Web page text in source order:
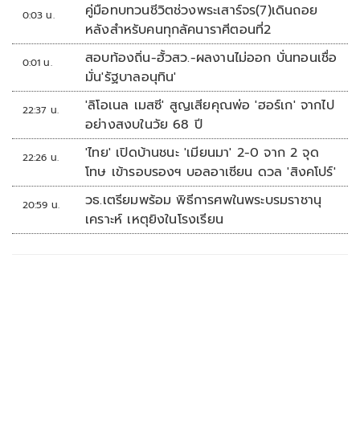
0:03 น.
คู่มือทบทวนชีวิตช่วงพระเสาร์จร(7)เดินถอย
หลังสำหรับคนทุกลัคนาราศีตอนที่2
0:01 น.
สอบท้องถิ่น-ฮั้วสว.-ผลงานไม่ออก บั่นทอนเชื่อ
มั่น'รัฐบาลอนุทิน'
22:37 น.
'ลิโอเนล เมสซี' สูญเสียคุณพ่อ 'ฮอร์เก' จากไป
อย่างสงบในวัย 68 ปี
22:26 น.
'ไทย' เปิดบ้านชนะ 'เมียนมา' 2-0 จาก 2 จุด
โทษ เข้ารอบรองฯ บอลอาเซียน ดวล 'สิงคโปร์'
20:59 น.
วธ.เตรียมพร้อม พิธีการศพในพระบรมราชานุ
เคราะห์ เหตุยิงในโรงเรียน